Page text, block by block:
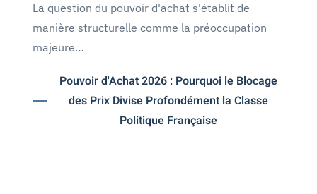
La question du pouvoir d'achat s'établit de
manière structurelle comme la préoccupation
majeure…
Pouvoir d'Achat 2026 : Pourquoi le Blocage
des Prix Divise Profondément la Classe
Politique Française